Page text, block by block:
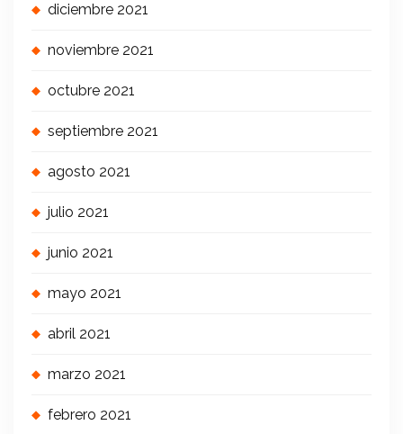
diciembre 2021
noviembre 2021
octubre 2021
septiembre 2021
agosto 2021
julio 2021
junio 2021
mayo 2021
abril 2021
marzo 2021
febrero 2021